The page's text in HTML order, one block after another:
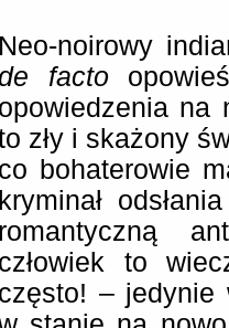
Neo-noirowy
facto
opowiedzenia na
zły i skażony
co bohaterowie
kryminał
romantyczną
człowiek to
często! – jedynie